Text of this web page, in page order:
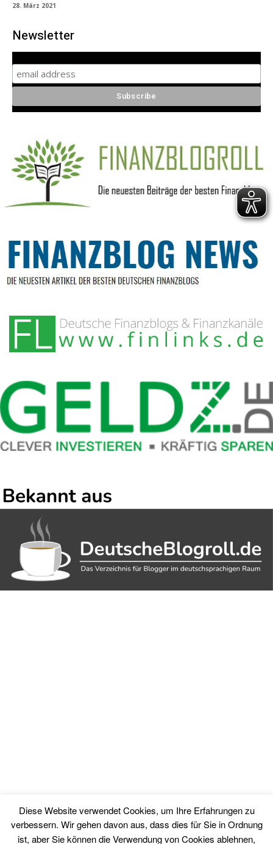
28. März 2021
Newsletter
© Copyright - Finanzgeschichten.com / Matthias Schmitt - ISSN 3054-
Diese Website verwendet Cookies, um Ihre Erfahrungen zu
verbessern. Wir gehen davon aus, dass dies für Sie in Ordnung
ist, aber Sie können die Verwendung von Cookies ablehnen,